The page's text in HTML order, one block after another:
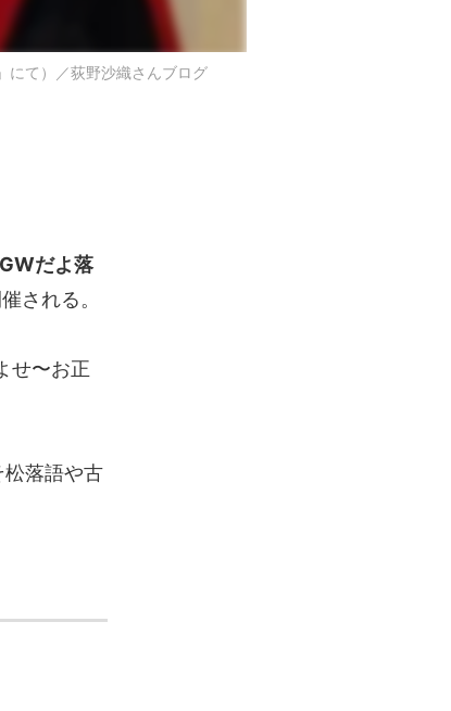
にて）／荻野沙織さんブログ
だよ落
される。
せ〜お正
松落語や古